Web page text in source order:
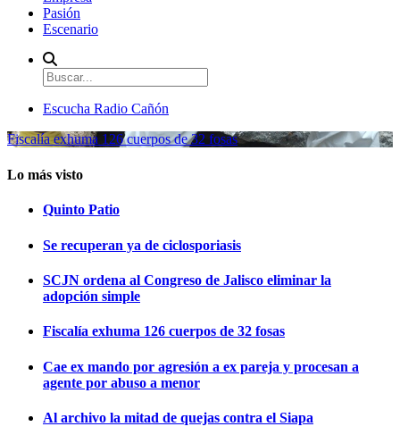
Pasión
Escenario
Escucha Radio Cañón
Fiscalía exhuma 126 cuerpos de 32 fosas
Lo más visto
Quinto Patio
Se recuperan ya de ciclosporiasis
SCJN ordena al Congreso de Jalisco eliminar la
adopción simple
Fiscalía exhuma 126 cuerpos de 32 fosas
Cae ex mando por agresión a ex pareja y procesan a
agente por abuso a menor
Al archivo la mitad de quejas contra el Siapa